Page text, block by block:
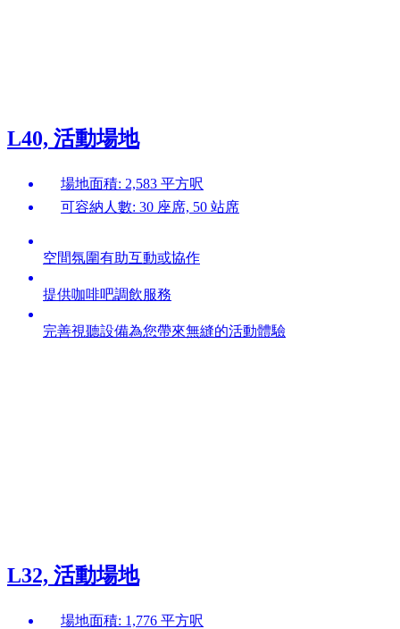
L40, 活動場地
場地面積: 2,583 平方呎
可容納人數: 30 座席, 50 站席
空間氛圍有助互動或協作
提供咖啡吧調飲服務
完善視聽設備為您帶來無縫的活動體驗
L32, 活動場地
場地面積: 1,776 平方呎